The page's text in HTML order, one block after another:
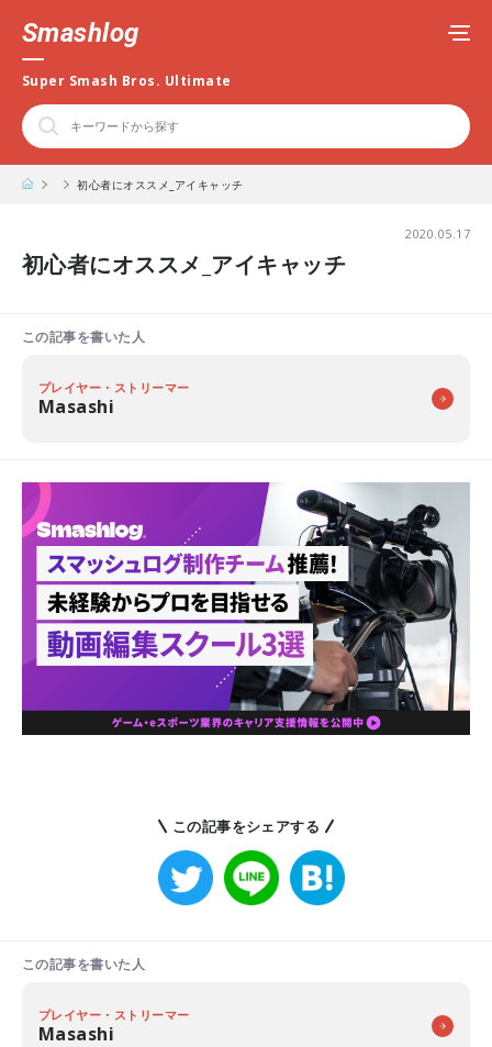
Smashlog
Super Smash Bros. Ultimate
初心者にオススメ_アイキャッチ
2020.05.17
初心者にオススメ_アイキャッチ
この記事を書いた人
プレイヤー・ストリーマー
Masashi
この記事をシェアする
この記事を書いた人
プレイヤー・ストリーマー
Masashi